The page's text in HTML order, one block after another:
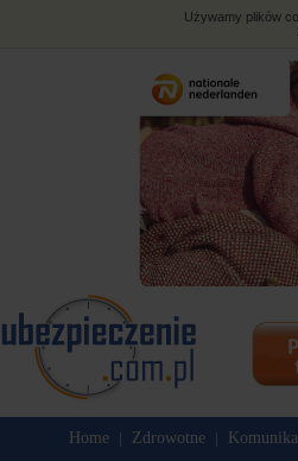
Używamy plików
Home Zdrowotne